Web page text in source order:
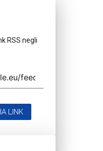
RSS negli
LINK